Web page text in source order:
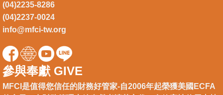
(04)2235-8286
(04)2237-0024
info@mfci-tw.org
參與奉獻 GIVE
MFCI是值得您信任的財務好管家-自2006年起榮獲美國ECFA